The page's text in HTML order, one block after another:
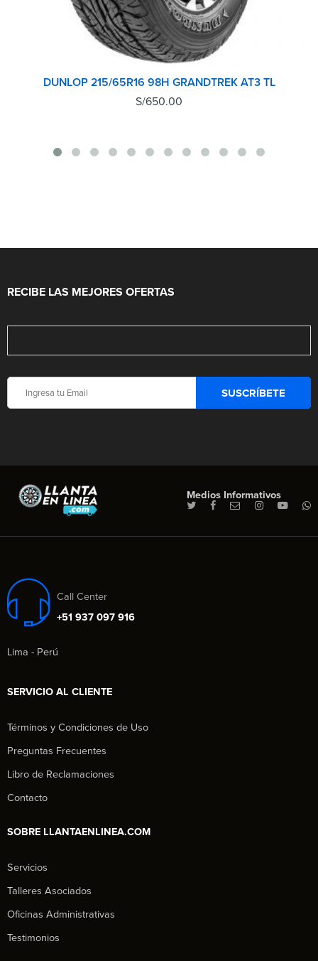
DUNLOP 215/65R16 98H GRANDTREK AT3 TL
S/650.00
RECIBE LAS MEJORES OFERTAS
Medios Informativos
Call Center
+51 937 097 916
Lima - Perú
SERVICIO AL CLIENTE
Términos y Condiciones de Uso
Preguntas Frecuentes
Libro de Reclamaciones
Contacto
SOBRE LLANTAENLINEA.COM
Servicios
Talleres Asociados
Oficinas Administrativas
Testimonios